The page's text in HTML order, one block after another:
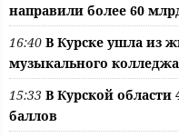
направили более 60
16:40 В Курске ушла из
музыкального
15:33 В Курской области
баллов